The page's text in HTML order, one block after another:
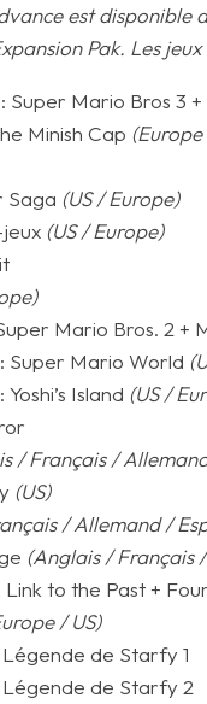
est disponible
Pak. Les
Mario Bros 3
Minish Cap (Europe
Saga (US / Europe)
(US / Europe)
Mario Bros. 2 +
Super Mario World
Island (US /
/ Français /
(US)
/ Allemand /
(Anglais / Français
to the Past +
/ US)
de Starfy 1
de Starfy 2